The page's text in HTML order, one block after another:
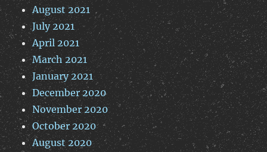
August 2021
July 2021
April 2021
March 2021
January 2021
December 2020
November 2020
October 2020
August 2020